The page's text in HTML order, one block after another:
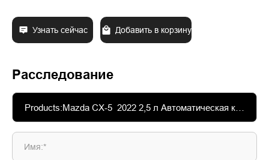
Узнать сейчас Добавить в корзину
Расследование
Имя:*